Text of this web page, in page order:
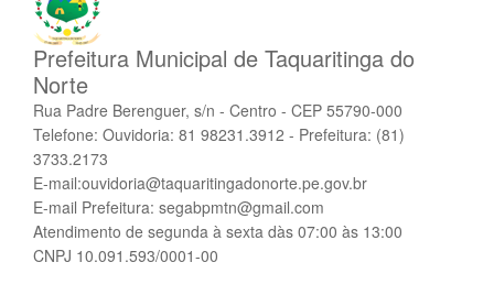
Prefeitura Municipal de Taquaritinga do
Norte
Rua Padre Berenguer, s/n - Centro - CEP 55790-000
Telefone: Ouvidoria: 81 98231.3912 - Prefeitura: (81)
3733.2173
E-mail:ouvidoria@taquaritingadonorte.pe.gov.br
E-mail Prefeitura: segabpmtn@gmail.com
Atendimento de segunda à sexta dàs 07:00 às 13:00
CNPJ 10.091.593/0001-00